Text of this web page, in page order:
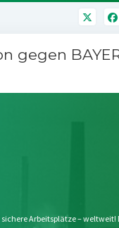
gegen
Arbeitsplätze –